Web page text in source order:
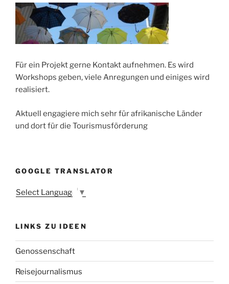
c
o
p
l
l
e
i
n
m
w
h
a
n
r
Für ein Projekt gerne Kontakt aufnehmen. Es wird
Workshops geben, viele Anregungen und einiges wird
realisiert.
Aktuell engagiere mich sehr für afrikanische Länder
und dort für die Tourismusförderung
GOOGLE TRANSLATOR
Select Language ▼
LINKS ZU IDEEN
Genossenschaft
Reisejournalismus